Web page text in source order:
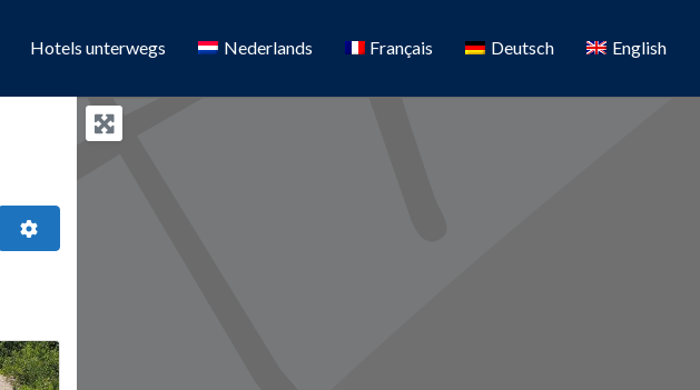
Hotels unterwegs Nederlands Français Deutsch English
Erweiterte Filter